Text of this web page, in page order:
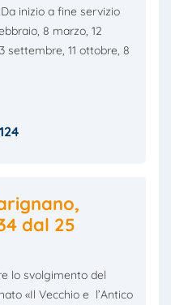
inizio a fine servizio
8 marzo, 12
settembre, 11 ottobre, 8
124
dal 25
lo svolgimento del
«Il Vecchio e l’Antico